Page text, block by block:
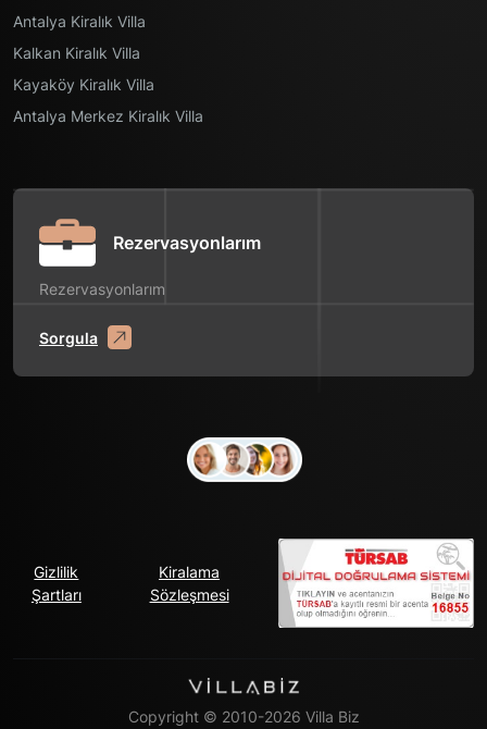
Antalya Kiralık Villa
Kalkan Kiralık Villa
Kayaköy Kiralık Villa
Antalya Merkez Kiralık Villa
Rezervasyonlarım
Rezervasyonlarım
Sorgula
Gizlilik
Şartları
Kiralama
Sözleşmesi
Copyright © 2010-2026 Villa Biz